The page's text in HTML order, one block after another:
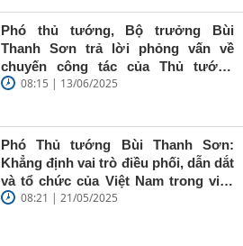
Sơn: Nhà
báo trẻ cần
giữ vững
'tâm trong,
Phó thủ tướng, Bộ trưởng Bùi
Thanh Sơn trả lời phỏng vấn về
chuyến công tác của Thủ tướng
Chính phủ đến Estonia, Pháp và
08:15 | 13/06/2025
Phó Thủ tướng Bùi Thanh Sơn:
Khẳng định vai trò điều phối, dẫn dắt
và tổ chức của Việt Nam trong việc
đề cao chủ nghĩa đa phương, đoàn
08:21 | 21/05/2025